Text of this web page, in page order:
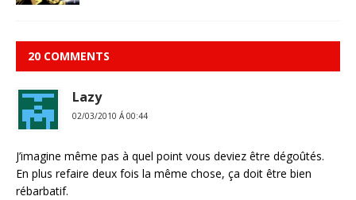
20 COMMENTS
Lazy
02/03/2010 Á 00:44
J’imagine même pas à quel point vous deviez être dégoûtés.
En plus refaire deux fois la même chose, ça doit être bien
rébarbatif.